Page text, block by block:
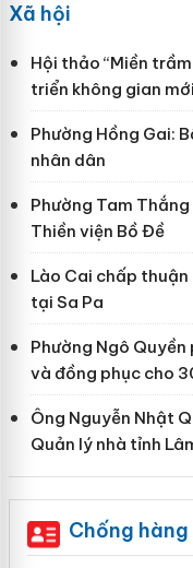
Xã hội
Hội thảo “Miền
triển không gian
Phường Hồng Gai:
nhân dân
Phường Tam
Thiền viện Bồ Đề
Lào Cai chấp
tại Sa Pa
Phường Ngô
và đồng phục cho
Ông Nguyễn Nhật
Quản lý nhà tỉnh
Chống